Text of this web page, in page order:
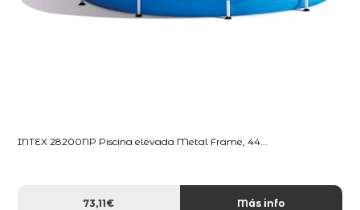
INTEX 28200NP Piscina elevada Metal Frame, 44...
73,11€ Más info